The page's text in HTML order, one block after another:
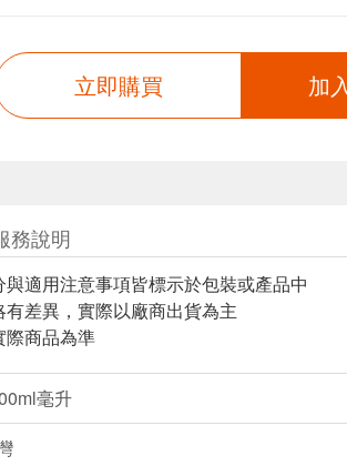
立即購買 加
務說明
適用注意事項皆標示於包裝或產品中
差異，實際以廠商出貨為主
際商品為準
毫升